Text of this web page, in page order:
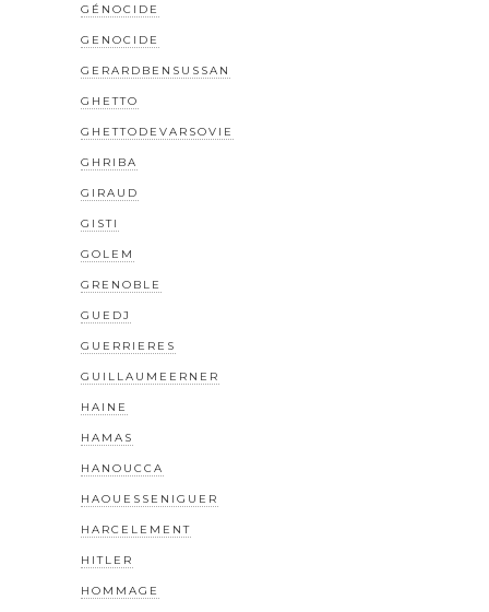
GÉNOCIDE
GENOCIDE
GERARDBENSUSSAN
GHETTO
GHETTODEVARSOVIE
GHRIBA
GIRAUD
GISTI
GOLEM
GRENOBLE
GUEDJ
GUERRIERES
GUILLAUMEERNER
HAINE
HAMAS
HANOUCCA
HAOUESSENIGUER
HARCELEMENT
HITLER
HOMMAGE